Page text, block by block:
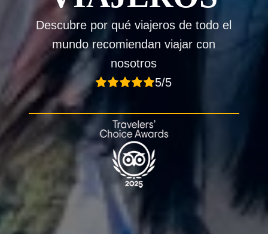
Descubre por qué viajeros de todo el
mundo recomiendan viajar con
nosotros
5/5